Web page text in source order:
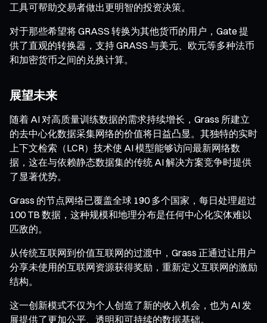
工具可帮助交易者做出更明智的投资决策。
对于那些希望将 GRASS 转换为其他货币的用户，Gate 提
供了直观的转换器，支持 GRASS 与美元、欧元等多种法币
和加密货币之间的兑换计算。
展望未来
随着 AI 对高质量训练数据的需求持续增长，Grass 所建立
的去中心化数据采集网络的价值将日益凸显。其独特的实时
上下文检索（LCR）技术使 AI 模型能够访问最新网络数
据，这在与依赖静态数据集的传统 AI 解决方案竞争时提供
了显著优势。
Grass 的节点网络已覆盖全球 190 多个国家，每日处理超过
100 TB 数据，这种规模和地理分布是任何中心化实体难以
匹敌的。
从传统互联网到价值互联网的过渡中，Grass 正通过让用户
分享未使用的互联网资源获得奖励，重新定义互联网的激励
结构。
这一创新模式不仅为个人创造了新的收入机会，也为 AI 发
展提供了更加公平、透明和可持续的数据基础。